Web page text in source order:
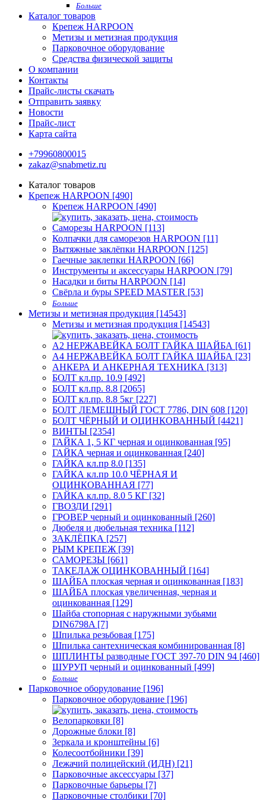
Больше
Каталог товаров
Крепеж HARPOON
Метизы и метизная продукция
Парковочное оборудование
Средства физической защиты
О компании
Контакты
Прайс-листы скачать
Отправить заявку
Новости
Прайс-лист
Карта сайта
+79960800015
zakaz@snabmetiz.ru
Каталог товаров
Крепеж HARPOON [490]
Крепеж HARPOON [490]
Саморезы HARPOON [113]
Колпачки для саморезов HARPOON [11]
Вытяжные заклёпки HARPOON [125]
Гаечные заклепки HARPOON [66]
Инструменты и аксессуары HARPOON [79]
Насадки и биты HARPOON [14]
Свёрла и буры SPEED MASTER [53]
Больше
Метизы и метизная продукция [14543]
Метизы и метизная продукция [14543]
А2 НЕРЖАВЕЙКА БОЛТ ГАЙКА ШАЙБА [61]
А4 НЕРЖАВЕЙКА БОЛТ ГАЙКА ШАЙБА [23]
АНКЕРА И АНКЕРНАЯ ТЕХНИКА [313]
БОЛТ кл.пр. 10.9 [492]
БОЛТ кл.пр. 8.8 [2065]
БОЛТ кл.пр. 8.8 5кг [227]
БОЛТ ЛЕМЕШНЫЙ ГОСТ 7786, DIN 608 [120]
БОЛТ ЧЁРНЫЙ И ОЦИНКОВАННЫЙ [4421]
ВИНТЫ [2354]
ГАЙКА 1, 5 КГ черная и оцинкованная [95]
ГАЙКА черная и оцинкованная [240]
ГАЙКА кл.пр 8.0 [135]
ГАЙКА кл.пр 10.0 ЧЁРНАЯ И
ОЦИНКОВАННАЯ [77]
ГАЙКА кл.пр. 8.0 5 КГ [32]
ГВОЗДИ [291]
ГРОВЕР черный и оцинкованный [260]
Дюбеля и дюбельная техника [112]
ЗАКЛЁПКА [257]
РЫМ КРЕПЕЖ [39]
САМОРЕЗЫ [661]
ТАКЕЛАЖ ОЦИНКОВАННЫЙ [164]
ШАЙБА плоская черная и оцинкованная [183]
ШАЙБА плоская увеличенная, черная и
оцинкованная [129]
Шайба стопорная с наружными зубьями
DIN6798A [7]
Шпилька резьбовая [175]
Шпилька сантехническая комбинированная [8]
ШПЛИНТЫ разводные ГОСТ 397-70 DIN 94 [460]
ШУРУП черный и оцинкованный [499]
Больше
Парковочное оборудование [196]
Парковочное оборудование [196]
Велопарковки [8]
Дорожные блоки [8]
Зеркала и кронштейны [6]
Колесоотбойники [39]
Лежачий полицейский (ИДН) [21]
Парковочные аксессуары [37]
Парковочные барьеры [7]
Парковочные столбики [70]